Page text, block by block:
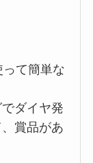
って簡単な
ダイヤ発
賞品があ